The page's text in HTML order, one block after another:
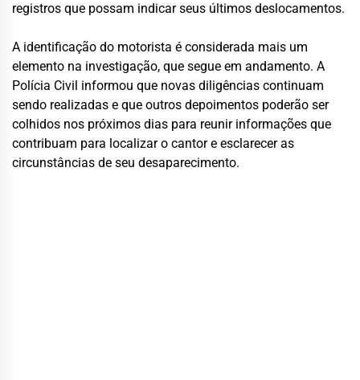
registros que possam indicar seus últimos deslocamentos.
A identificação do motorista é considerada mais um
elemento na investigação, que segue em andamento. A
Polícia Civil informou que novas diligências continuam
sendo realizadas e que outros depoimentos poderão ser
colhidos nos próximos dias para reunir informações que
contribuam para localizar o cantor e esclarecer as
circunstâncias de seu desaparecimento.